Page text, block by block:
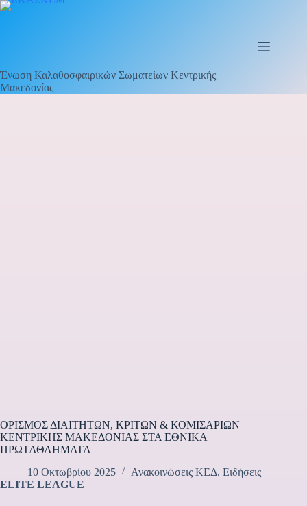
Μετάβαση
Ένωση Καλαθοσφαιρικών Σωματείων Κεντρικής
Μακεδονίας
ΟΡΙΣΜΟΣ ΔΙΑΙΤΗΤΩΝ, ΚΡΙΤΩΝ & ΚΟΜΙΣΑΡΙΩΝ
ΚΕΝΤΡΙΚΗΣ ΜΑΚΕΔΟΝΙΑΣ ΣΤΑ ΕΘΝΙΚΑ
ΠΡΩΤΑΘΛΗΜΑΤΑ
10 Οκτωβρίου 2025
Ανακοινώσεις ΚΕΔ, Ειδήσεις
ELITE LEAGUE